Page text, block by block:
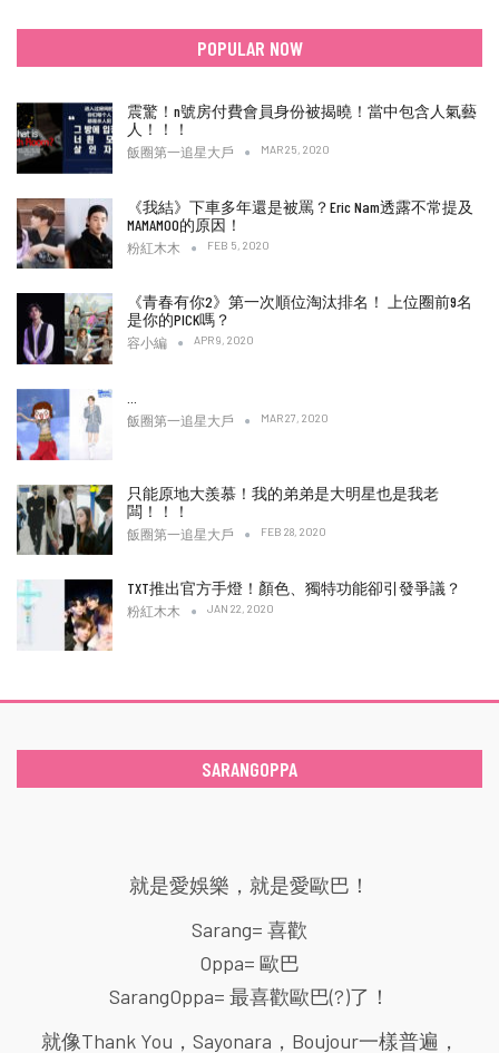
POPULAR NOW
震驚！n號房付費會員身份被揭曉！當中包含人氣藝
人！！！
飯圈第一追星大戶 MAR 25, 2020
《我結》下車多年還是被罵？Eric Nam透露不常提及
MAMAMOO的原因！
粉紅木木 FEB 5, 2020
《青春有你2》第一次順位淘汰排名！ 上位圈前9名
是你的PICK嗎？
容小編 APR 9, 2020
飯圈第一追星大戶 MAR 27, 2020
只能原地大羨慕！我的弟弟是大明星也是我老
闆！！！
飯圈第一追星大戶 FEB 28, 2020
TXT推出官方手燈！顏色、獨特功能卻引發爭議？
粉紅木木 JAN 22, 2020
SARANGOPPA
就是愛娛樂，就是愛歐巴！
Sarang= 喜歡
Oppa= 歐巴
SarangOppa= 最喜歡歐巴(?)了！
就像Thank You，Sayonara，Boujour一樣普遍，